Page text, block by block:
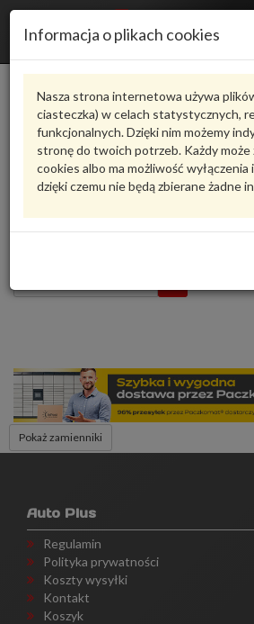
Informacja o plikach cookies
Nasza strona internetowa używa
ciasteczka) w celach statystycznych,
funkcjonalnych. Dzięki nim możemy
stronę do twoich potrzeb. Każdy
cookies albo ma możliwość wyłączenia
dzięki czemu nie będą zbierane żadne
Karta produktu
HU 7030 ZMANN-
oceń produkt
Zadaj pytanie o produkt
ilość
Pokaż zamienniki
Auto Plus
Regulamin
Polityka prywatności
Koszty wysyłki
Kontakt
Koszyk